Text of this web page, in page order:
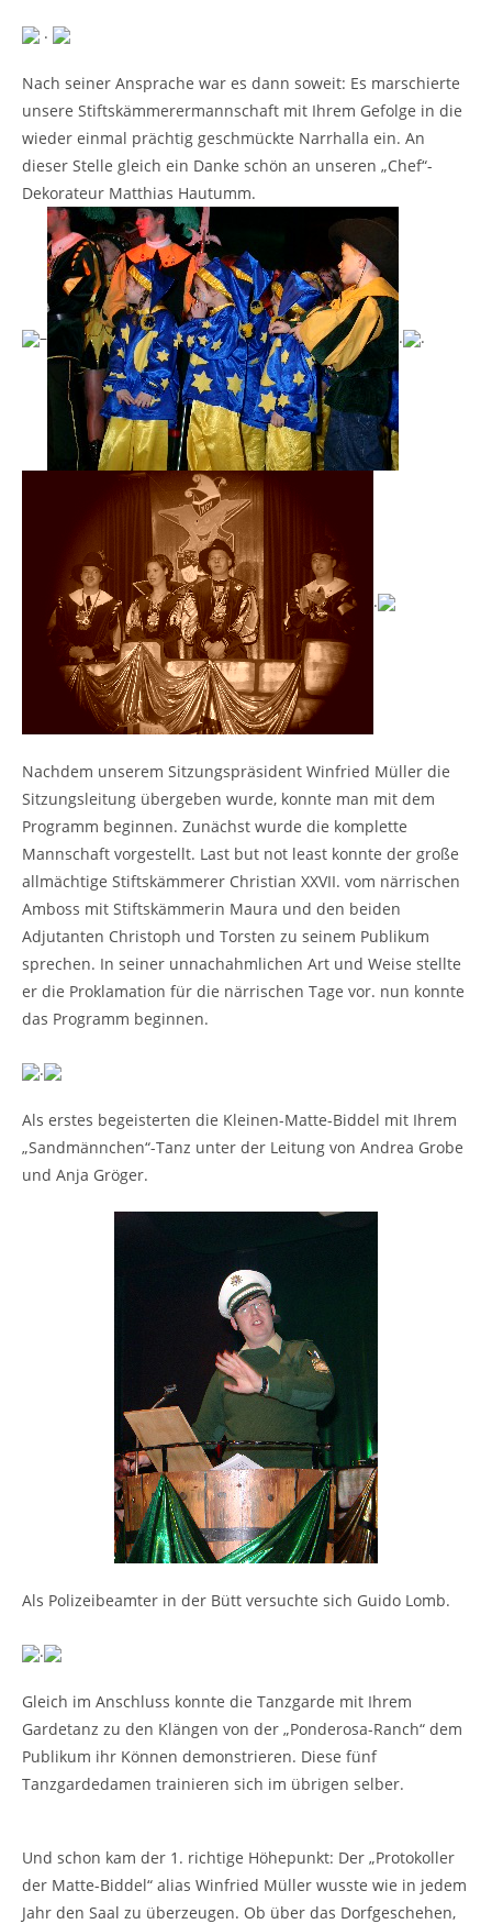
.
Nach seiner Ansprache war es dann soweit: Es marschierte
unsere Stiftskämmerermannschaft mit Ihrem Gefolge in die
wieder einmal prächtig geschmückte Narrhalla ein. An
dieser Stelle gleich ein Danke schön an unseren „Chef“-
Dekorateur Matthias Hautumm.
– . .
.
Nachdem unserem Sitzungspräsident Winfried Müller die
Sitzungsleitung übergeben wurde, konnte man mit dem
Programm beginnen. Zunächst wurde die komplette
Mannschaft vorgestellt. Last but not least konnte der große
allmächtige Stiftskämmerer Christian XXVII. vom närrischen
Amboss mit Stiftskämmerin Maura und den beiden
Adjutanten Christoph und Torsten zu seinem Publikum
sprechen. In seiner unnachahmlichen Art und Weise stellte
er die Proklamation für die närrischen Tage vor. nun konnte
das Programm beginnen.
.
Als erstes begeisterten die Kleinen-Matte-Biddel mit Ihrem
„Sandmännchen“-Tanz unter der Leitung von Andrea Grobe
und Anja Gröger.
Als Polizeibeamter in der Bütt versuchte sich Guido Lomb.
.
Gleich im Anschluss konnte die Tanzgarde mit Ihrem
Gardetanz zu den Klängen von der „Ponderosa-Ranch“ dem
Publikum ihr Können demonstrieren. Diese fünf
Tanzgardedamen trainieren sich im übrigen selber.
Und schon kam der 1. richtige Höhepunkt: Der „Protokoller
der Matte-Biddel“ alias Winfried Müller wusste wie in jedem
Jahr den Saal zu überzeugen. Ob über das Dorfgeschehen,